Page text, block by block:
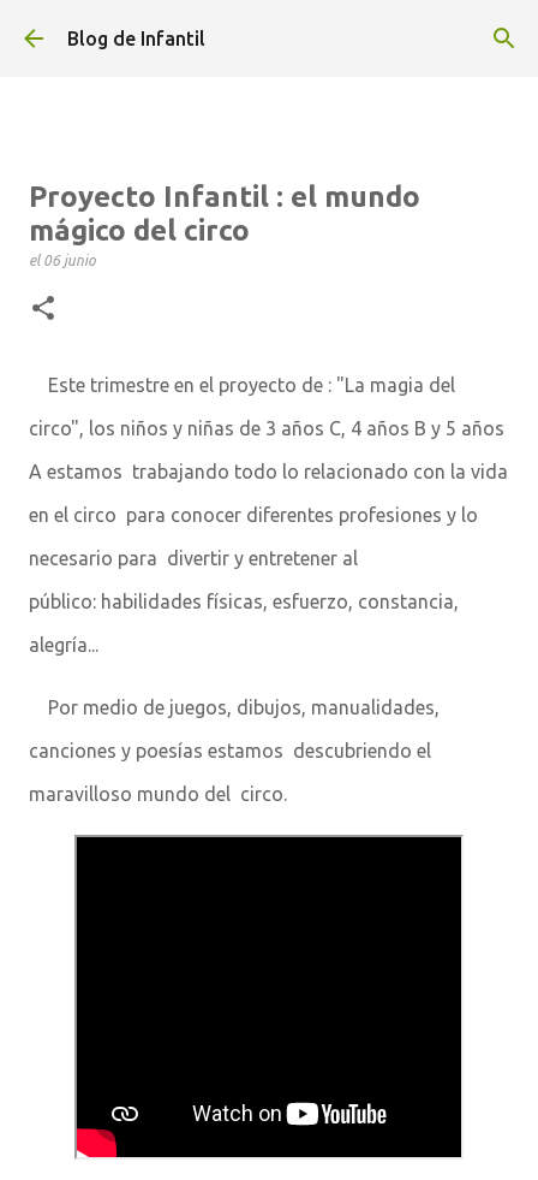
Ir al contenido principal
Blog de Infantil
Proyecto Infantil : el mundo
mágico del circo
el 06 junio
Este trimestre en el proyecto de : "La magia del
circo", los niños y niñas de 3 años C, 4 años B y 5 años
A estamos trabajando todo lo relacionado con la vida
en el circo para conocer diferentes profesiones y lo
necesario para divertir y entretener al
público: habilidades físicas, esfuerzo, constancia,
alegría...
Por medio de juegos, dibujos, manualidades,
canciones y poesías estamos descubriendo el
maravilloso mundo del circo.